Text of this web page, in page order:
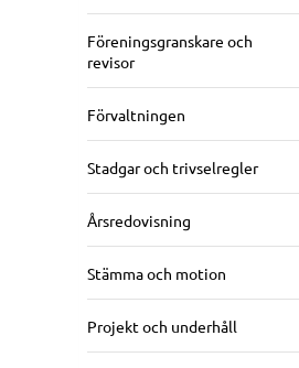
Föreningsgranskare och
revisor
Förvaltningen
Stadgar och trivselregler
Årsredovisning
Stämma och motion
Projekt och underhåll